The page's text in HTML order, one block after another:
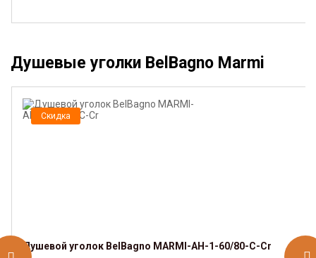
Душевые уголки BelBagno Marmi
Скидка
Душевой уголок BelBagno MARMI-AH-1-60/80-C-Cr